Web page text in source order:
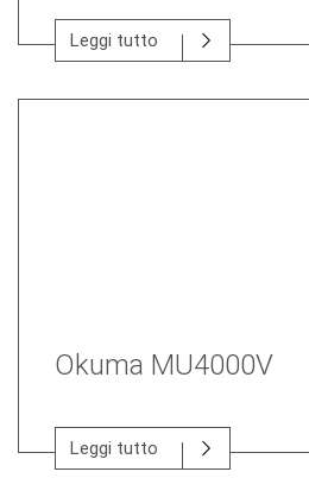
Leggi tutto
Okuma MU4000V
Leggi tutto